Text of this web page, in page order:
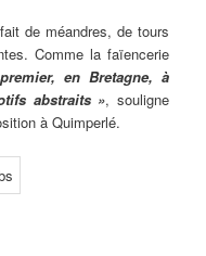
de méandres, de tours
Comme la faïencerie
en Bretagne, à
abstraits », ​souligne
à Quimperlé.